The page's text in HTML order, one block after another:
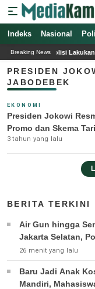
Media Kampung
Media Online
Indeks Nasional
Breaking News
Selatan, Polisi Lakukan
PRESIDEN
JABODEBEK
EKONOMI
Presiden Jokowi
Promo dan Skema
3 tahun yang lalu
BERITA TERKINI
Air Gun hingga
Jakarta Selatan,
26 menit yang lalu
Baru Jadi Anak
Mandiri,